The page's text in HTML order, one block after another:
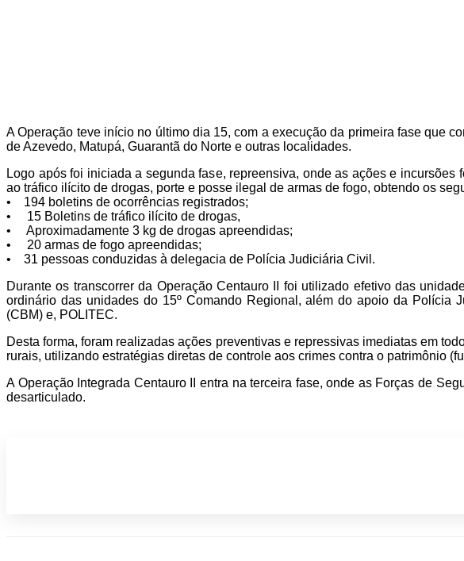
A Operação teve início no último dia 15, com a execução da primeira fase que
de Azevedo, Matupá, Guarantã do Norte e outras localidades.
Logo após foi iniciada a segunda fase, repreensiva, onde as ações e
ao tráfico ilícito de drogas, porte e posse ilegal de armas de fogo, obtendo os
• 194 boletins de ocorrências registrados;
• 15 Boletins de tráfico ilícito de drogas,
• Aproximadamente 3 kg de drogas apreendidas;
• 20 armas de fogo apreendidas;
• 31 pessoas conduzidas à delegacia de Polícia Judiciária Civil.
Durante os transcorrer da Operação Centauro II foi utilizado efetivo das
ordinário das unidades do 15º Comando Regional, além do apoio da
(CBM) e, POLITEC.
Desta forma, foram realizadas ações preventivas e repressivas imediatas em
rurais, utilizando estratégias diretas de controle aos crimes contra o patrimônio
A Operação Integrada Centauro II entra na terceira fase, onde as Forças de
desarticulado.